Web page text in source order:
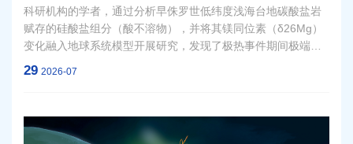
科研机构的学者，通过分析早侏罗世低纬度浅海台地碳酸盐岩
赋存的硅酸盐组分（酸不溶物），并将其镁同位素（δ26Mg）
变化融入地球系统模型开展研究，发现了极热事件期间极端水
文气候对大陆风化具有放大效应。相关研究成果于7月24日在线
29 2026-07